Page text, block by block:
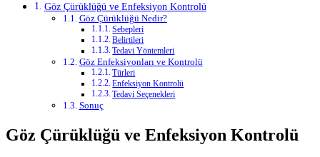
Göz Çürüklüğü ve Enfeksiyon Kontrolü
Göz Çürüklüğü Nedir?
Sebepleri
Belirtileri
Tedavi Yöntemleri
Göz Enfeksiyonları ve Kontrolü
Türleri
Enfeksiyon Kontrolü
Tedavi Seçenekleri
Sonuç
Göz Çürüklüğü ve Enfeksiyon Kontrolü